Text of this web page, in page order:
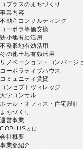
コプラスのまちづくり
事業内容
不動産コンサルティング
コーポラ等価交換
狭小地有効活用
不整形地有効活用
その他土地有効活用
リノベーション・コンバージ
コーポラティブハウス
コミュニティ賃貸
コンセプトヴィレッジ
大学コンサル
ホテル・オフィス・住宅設計
まちづくり
運営事業
COPLUSとは
会社概要
事業部紹介